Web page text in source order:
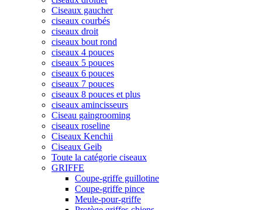
Ciseaux gaucher
ciseaux courbés
ciseaux droit
ciseaux bout rond
ciseaux 4 pouces
ciseaux 5 pouces
ciseaux 6 pouces
ciseaux 7 pouces
ciseaux 8 pouces et plus
ciseaux amincisseurs
Ciseau gaingrooming
ciseaux roseline
Ciseaux Kenchii
Ciseaux Geib
Toute la catégorie ciseaux
GRIFFE
Coupe-griffe guillotine
Coupe-griffe pince
Meule-pour-griffe